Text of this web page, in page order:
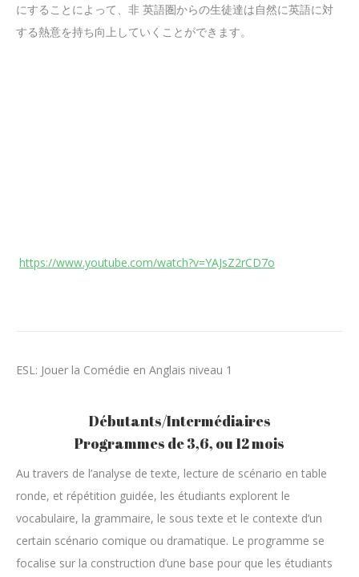
にすることによって、非 英語圏からの生徒達は自然に英語に対
する熱意を持ち向上していくことができます。
https://www.youtube.com/watch?v=YAJsZ2rCD7o
ESL: Jouer la Comédie en Anglais niveau 1
Débutants/Intermédiaires
Programmes de 3,6, ou 12 mois
Au travers de l’analyse de texte, lecture de scénario en table
ronde, et répétition guidée, les étudiants explorent le
vocabulaire, la grammaire, le sous texte et le contexte d’un
certain scénario comique ou dramatique. Le programme se
focalise sur la construction d’une base pour que les étudiants